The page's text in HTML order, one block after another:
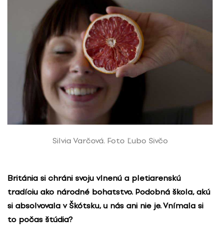
Silvia Varčová. Foto Ľubo Sivčo
Británia si chráni svoju vlnenú a pletiarenskú
tradíciu ako národné bohatstvo. Podobná škola, akú
si absolvovala v Škótsku, u nás ani nie je. Vnímala si
to počas štúdia?